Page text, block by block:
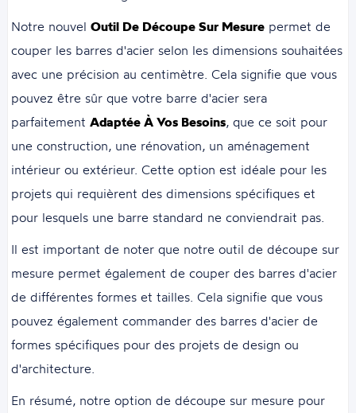
Notre nouvelOutil De Découpe Sur Mesure permet de
couper les barres d'acier selon les dimensions souhaitées
avec une précision au centimètre. Cela signifie que vous
pouvez être sûr que votre barre d'acier sera
parfaitementAdaptée À Vos Besoins, que ce soit pour
une construction, une rénovation, un aménagement
intérieur ou extérieur. Cette option est idéale pour les
projets qui requièrent des dimensions spécifiques et
pour lesquels une barre standard ne conviendrait pas.
Il est important de noter que notre outil de découpe sur
mesure permet également de couper des barres d'acier
de différentes formes et tailles. Cela signifie que vous
pouvez également commander des barres d'acier de
formes spécifiques pour des projets de design ou
d'architecture.
En résumé, notre option de découpe sur mesure pour